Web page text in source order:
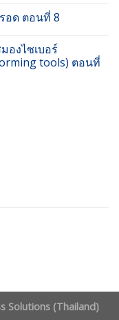
อด ตอนที่ 8
องไซเบอร์
tools) ตอนที่
Solutions (Thailand)